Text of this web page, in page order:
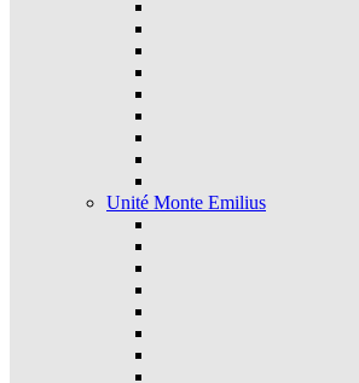
Unité Monte Emilius